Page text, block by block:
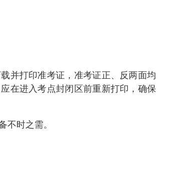
并打印准考证，准考证正、反两面均
在进入考点封闭区前重新打印，确保
时之需。